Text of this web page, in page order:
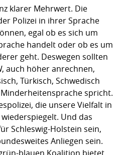
klarer Mehrwert. Die
Polizei in ihrer Sprache
egal ob es sich um
handelt oder ob es um
geht. Deswegen sollten
auch höher anrechnen,
Türkisch, Schwedisch
spricht.
die unsere Vielfalt in
Und das
Schleswig-Holstein sein,
Anliegen sein.